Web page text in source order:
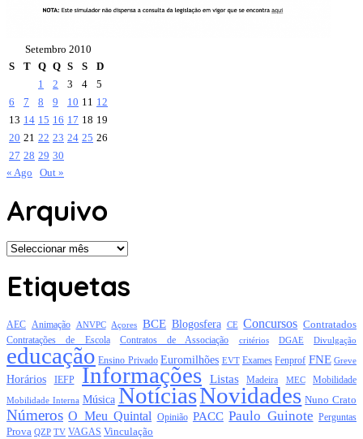
Setembro 2010
S
T Q Q S S
D
1
2 3 4
5
6
7 8 9 10 11 12
13 14 15 16 17 18 19
20 21 22 23 24 25 26
27 28 29 30
« Ago
Out »
Arquivo
Arquivo
Etiquetas
AEC Animação ANVPC Açores BCE Blogosfera CE Concursos Contratados
Contratações de Escola Contratos de Associação critérios DGAE Divulgação
educação Ensino Privado Euromilhões EVT Exames Fenprof FNE Greve
Horários IEFP Informações Listas Madeira MEC Mobilidade
Mobilidade Interna Música NotíciasNovidades Nuno Crato
Números O Meu Quintal Opinião PACC Paulo Guinote Perguntas
Prova QZP TV VAGAS Vinculação